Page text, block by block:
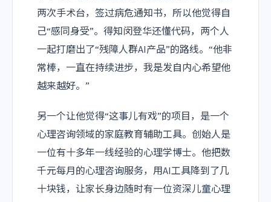
两次手术台，签过病危通知书，所以他觉得自
己“感同身受”。得知闵登华还懂代码，两个人
一起打磨出了“残障人群AI产品”的路线。“他非
常棒，一直在持续进步，我是发自内心希望他
越来越好。”
另一个让他觉得“这事儿有戏”的项目，是一个
心理咨询领域的家庭教育辅助工具。创始人是
一位有十多年一线经验的心理学博士。他把数
千元每月的心理咨询服务，用AI工具降到了几
十块钱，让家长身边随时有一位资深儿童心理